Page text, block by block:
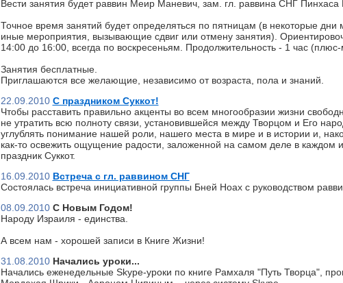
Вести занятия будет раввин Меир Маневич, зам. гл. раввина СНГ Пинхаса
Точное время занятий будет определяться по пятницам (в некоторые дни
иные мероприятия, вызывающие сдвиг или отмену занятия).
14:00 до 16:00, всегда по воскресеньям. Продолжительность - 1 час (плюс-
Занятия бесплатные.
Приглашаются все желающие, независимо от возраста, пола и знаний.
22.09.2010 С праздником Суккот!
Чтобы расставить правильно акценты во всем многообразии жизни
не утратить всю полноту связи, установившейся между Творцом и Его
углублять понимание нашей роли, нашего места в мире и в истории и,
как-то освежить ощущение радости, заложенной на самом деле в каждом
праздник Суккот.
16.09.2010 Встреча с гл. раввином СНГ
Состоялась встреча инициативной группы Бней Ноах с руководством
08.09.2010 С Новым Годом!
Народу Израиля - единства.
А всем нам - хорошей записи в Книге Жизни!
31.08.2010 Начались уроки...
Начались еженедельные Skype-уроки по книге Рамхаля "Путь Творца",